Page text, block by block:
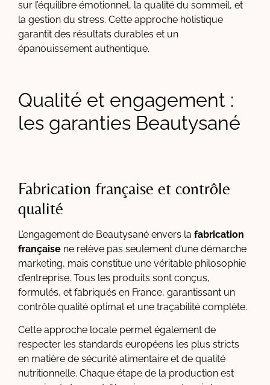
sur l’équilibre émotionnel, la qualité du sommeil, et
la gestion du stress. Cette approche holistique
garantit des résultats durables et un
épanouissement authentique.
Qualité et engagement :
les garanties Beautysané
Fabrication française et contrôle
qualité
L’engagement de Beautysané envers la fabrication
française ne relève pas seulement d’une démarche
marketing, mais constitue une véritable philosophie
d’entreprise. Tous les produits sont conçus,
formulés, et fabriqués en France, garantissant un
contrôle qualité optimal et une traçabilité complète.
Cette approche locale permet également de
respecter les standards européens les plus stricts
en matière de sécurité alimentaire et de qualité
nutritionnelle. Chaque étape de la production est